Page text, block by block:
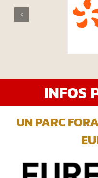
INFOS
UN PARC